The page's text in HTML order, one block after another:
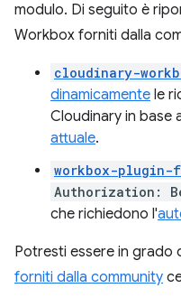
modulo. Di seguito è
Workbox forniti dalla
cloudinary-
dinamicamente le
Cloudinary in base
attuale.
workbox-plugin-
Authorization:
che richiedono l'
Potresti essere in grado
forniti dalla community